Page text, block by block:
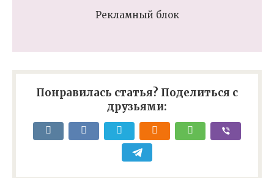
Рекламный блок
Понравилась статья? Поделиться с
друзьями: